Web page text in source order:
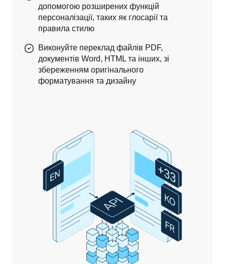
допомогою розширених функцій
персоналізації, таких як глосарії та
правила стилю
Виконуйте переклад файлів PDF,
документів Word, HTML та інших, зі
збереженням оригінального
форматування та дизайну